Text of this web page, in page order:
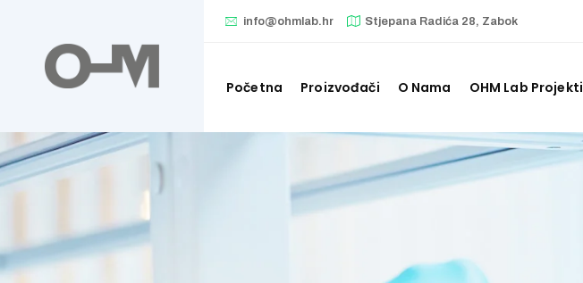
content
info@ohmlab.hr Stjepana Radića 28, Zabok
Početna Proizvođači O Nama OHM Lab Projekti